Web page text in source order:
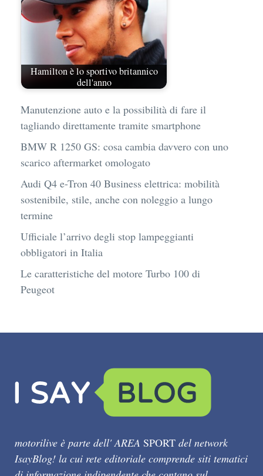
Hamilton è lo sportivo britannico
dell'anno
Manutenzione auto e la possibilità di fare il
tagliando direttamente tramite smartphone
BMW R 1250 GS: cosa cambia davvero con uno
scarico aftermarket omologato
Audi Q4 e-Tron 40 Business elettrica: mobilità
sostenibile, stile, anche con noleggio a lungo
termine
Ufficiale l’arrivo degli stop lampeggianti
obbligatori in Italia
Le caratteristiche del motore Turbo 100 di
Peugeot
motorilive è parte dell' AREA SPORT del network
IsayBlog! la cui rete editoriale comprende siti tematici